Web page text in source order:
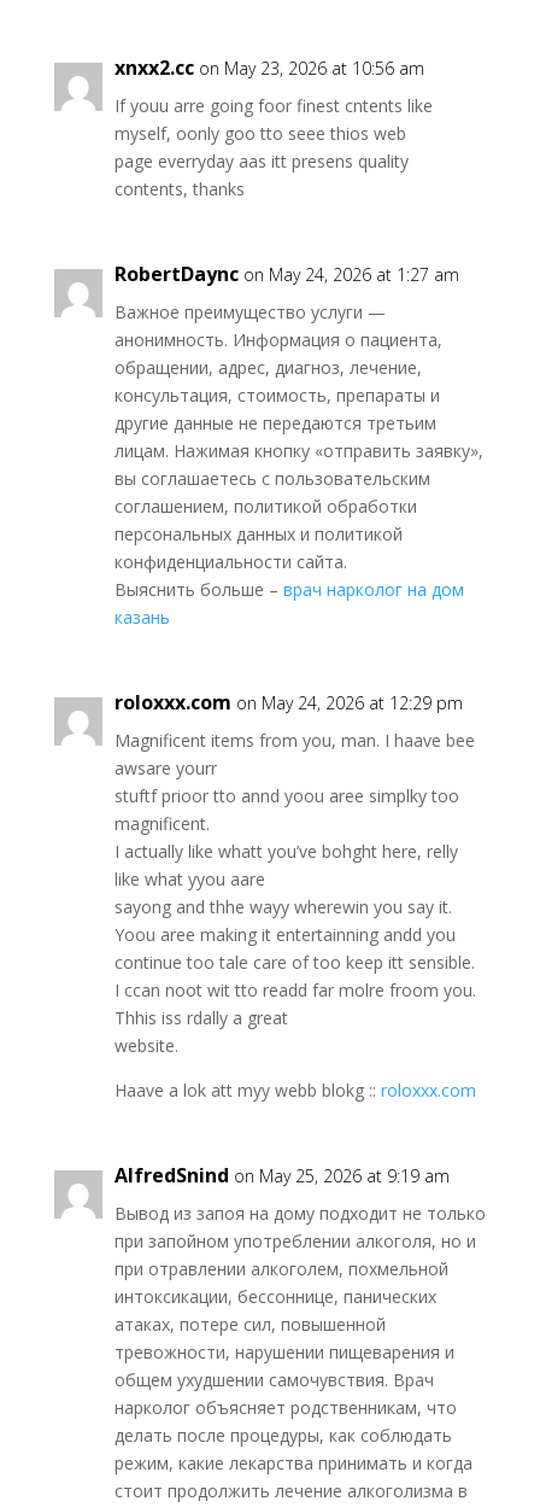
xnxx2.cc on May 23, 2026 at 10:56 am
If youu arre going foor finest cntents like
myself, oonly goo tto seee thios web
page everryday aas itt presens quality
contents, thanks
RobertDaync on May 24, 2026 at 1:27 am
Важное преимущество услуги —
анонимность. Информация о пациента,
обращении, адрес, диагноз, лечение,
консультация, стоимость, препараты и
другие данные не передаются третьим
лицам. Нажимая кнопку «отправить заявку»,
вы соглашаетесь с пользовательским
соглашением, политикой обработки
персональных данных и политикой
конфиденциальности сайта.
Выяснить больше – врач нарколог на дом
казань
roloxxx.com on May 24, 2026 at 12:29 pm
Magnificent items from you, man. I haave bee
awsare yourr
stuftf prioor tto annd yoou aree simplky too
magnificent.
I actually like whatt you’ve bohght here, relly
like what yyou aare
sayong and thhe wayy wherewin you say it.
Yoou aree making it entertainning andd you
continue too tale care of too keep itt sensible.
I ccan noot wit tto readd far molre froom you.
Thhis iss rdally a great
website.
Haave a lok att myy webb blokg :: roloxxx.com
AlfredSnind on May 25, 2026 at 9:19 am
Вывод из запоя на дому подходит не только
при запойном употреблении алкоголя, но и
при отравлении алкоголем, похмельной
интоксикации, бессоннице, панических
атаках, потере сил, повышенной
тревожности, нарушении пищеварения и
общем ухудшении самочувствия. Врач
нарколог объясняет родственникам, что
делать после процедуры, как соблюдать
режим, какие лекарства принимать и когда
стоит продолжить лечение алкоголизма в